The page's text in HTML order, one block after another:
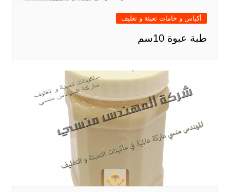
أكياس و خامات تعبئة و تغليف
طبة عبوة 10سم